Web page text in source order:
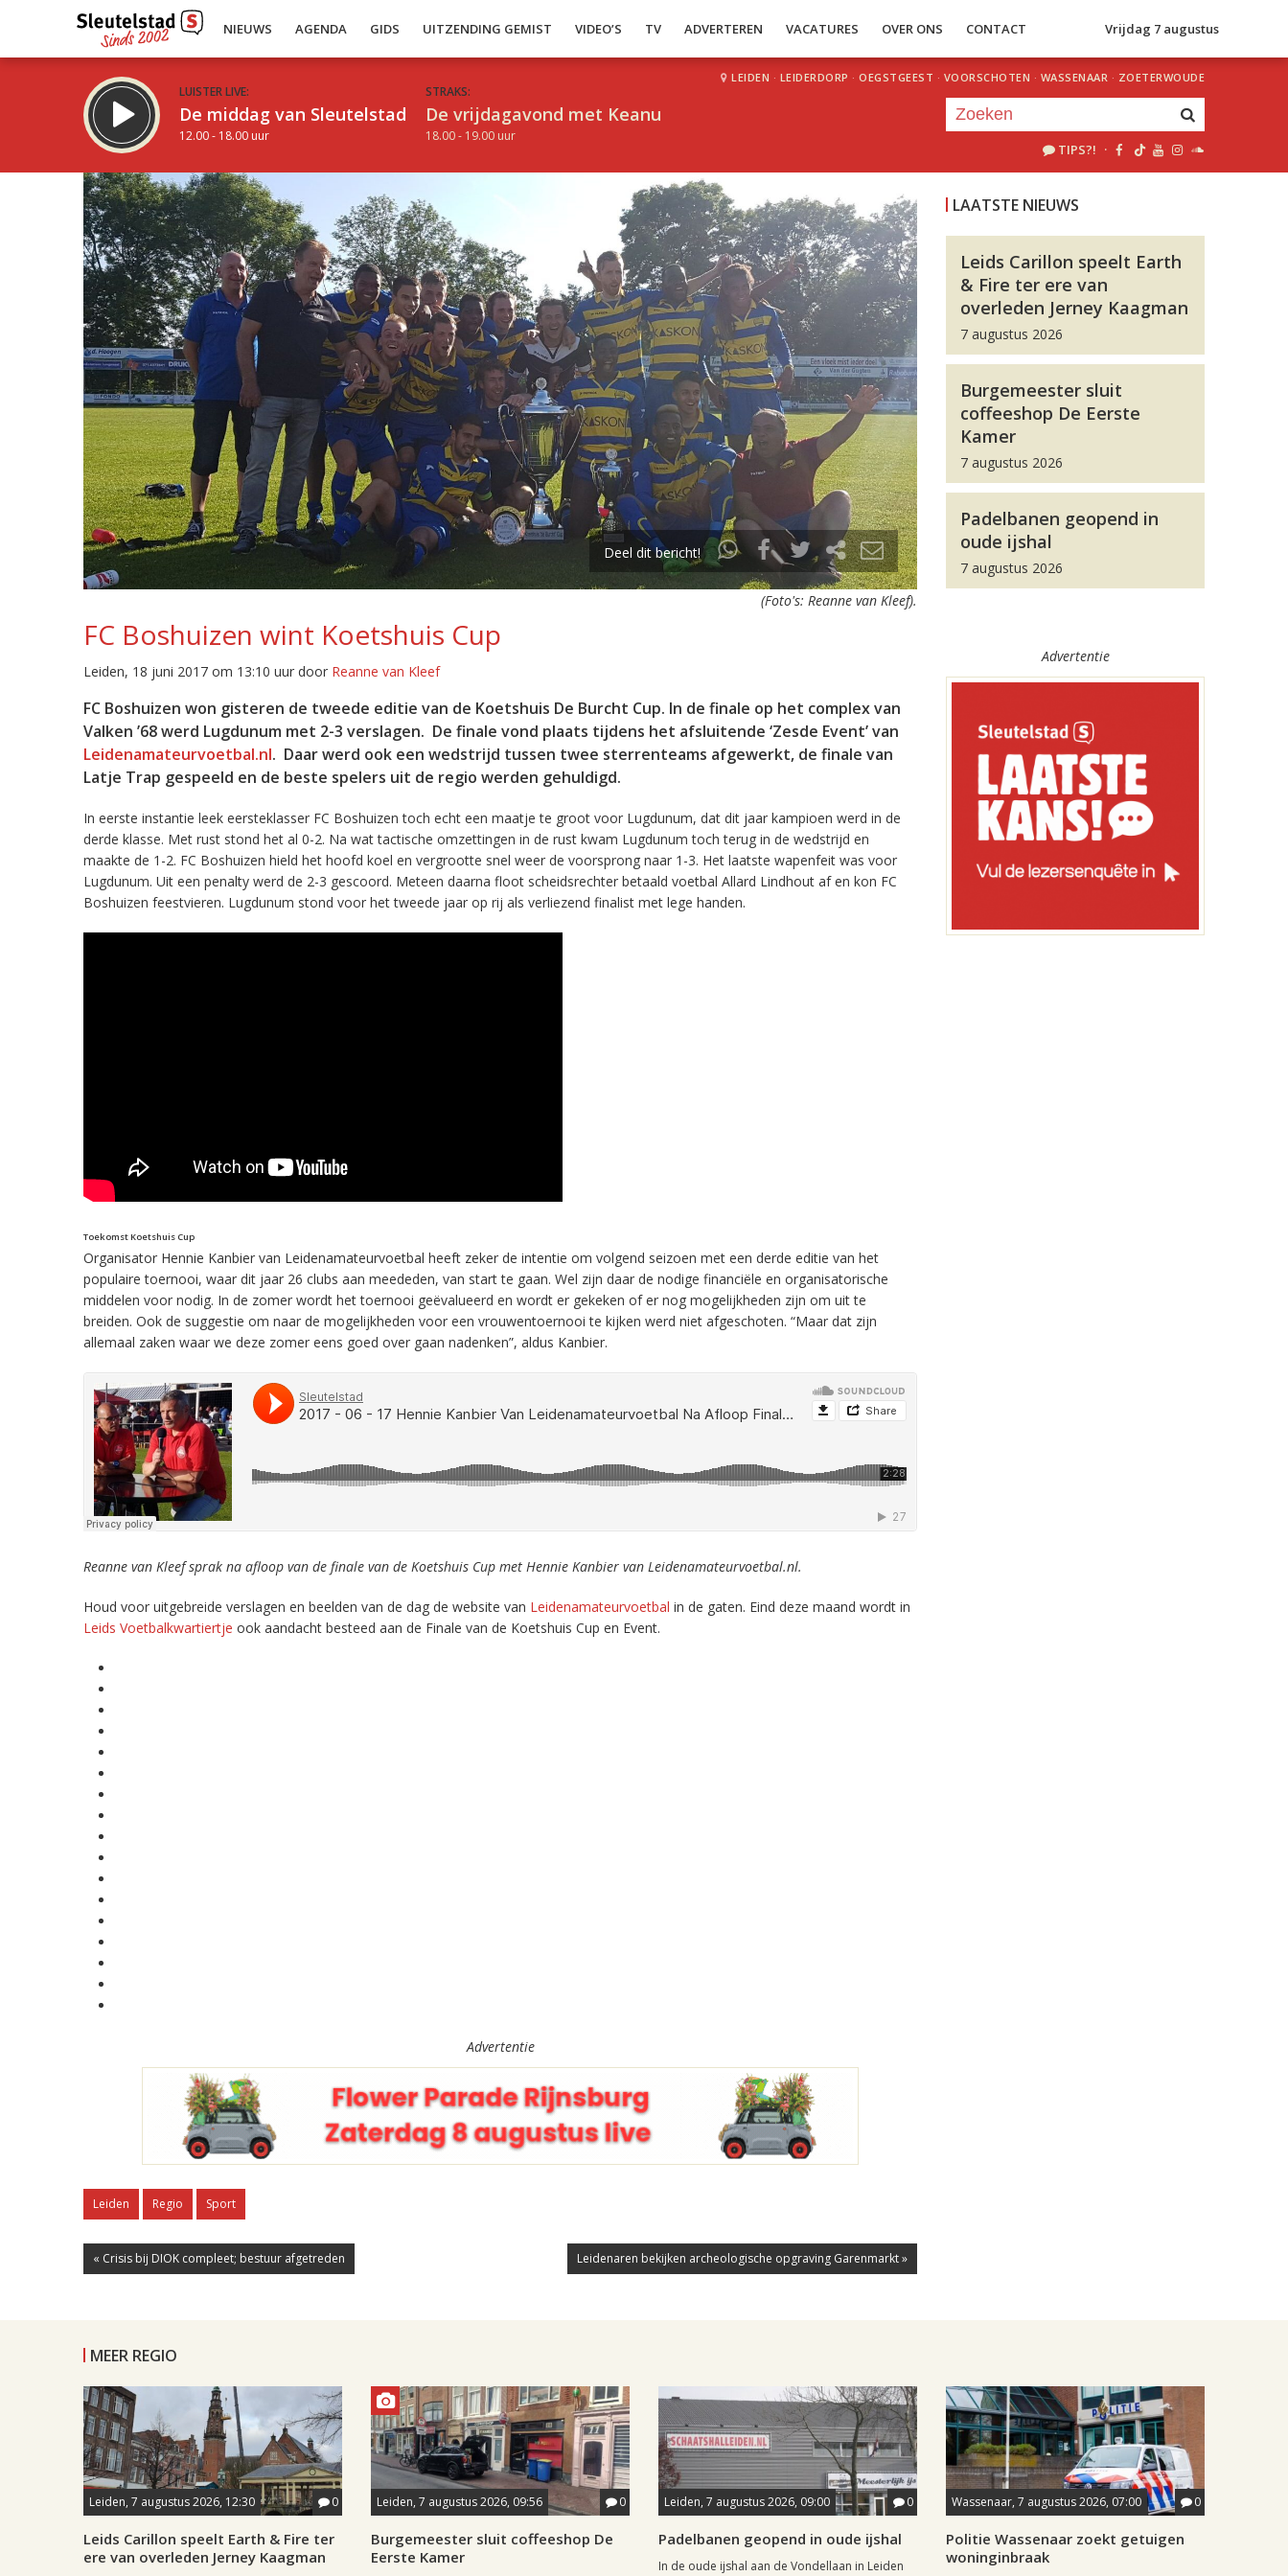
NIEUWS AGENDA GIDS UITZENDING GEMIST VIDEO’S TV ADVERTEREN VACATURES OVER ONS CONTACT Vrijdag 7 augustus
LUISTER LIVE:
De middag van Sleutelstad
12.00 - 18.00 uur
STRAKS:
De vrijdagavond met Keanu
18.00 - 19.00 uur
LEIDEN · LEIDERDORP · OEGSTGEEST · VOORSCHOTEN · WASSENAAR · ZOETERWOUDE
TIPS?! ·
Inklappen
Deel dit bericht!
(Foto's: Reanne van Kleef).
FC Boshuizen wint Koetshuis Cup
Leiden, 18 juni 2017 om 13:10 uur door Reanne van Kleef
FC Boshuizen won gisteren de tweede editie van de Koetshuis De Burcht Cup. In de finale op het complex van
Valken ’68 werd Lugdunum met 2-3 verslagen. De finale vond plaats tijdens het afsluitende ‘Zesde Event’ van
Leidenamateurvoetbal.nl. Daar werd ook een wedstrijd tussen twee sterrenteams afgewerkt, de finale van
Latje Trap gespeeld en de beste spelers uit de regio werden gehuldigd.
In eerste instantie leek eersteklasser FC Boshuizen toch echt een maatje te groot voor Lugdunum, dat dit jaar kampioen werd in de
derde klasse. Met rust stond het al 0-2. Na wat tactische omzettingen in de rust kwam Lugdunum toch terug in de wedstrijd en
maakte de 1-2. FC Boshuizen hield het hoofd koel en vergrootte snel weer de voorsprong naar 1-3. Het laatste wapenfeit was voor
Lugdunum. Uit een penalty werd de 2-3 gescoord. Meteen daarna floot scheidsrechter betaald voetbal Allard Lindhout af en kon FC
Boshuizen feestvieren. Lugdunum stond voor het tweede jaar op rij als verliezend finalist met lege handen.
Toekomst Koetshuis Cup
Organisator Hennie Kanbier van Leidenamateurvoetbal heeft zeker de intentie om volgend seizoen met een derde editie van het
populaire toernooi, waar dit jaar 26 clubs aan meededen, van start te gaan. Wel zijn daar de nodige financiële en organisatorische
middelen voor nodig. In de zomer wordt het toernooi geëvalueerd en wordt er gekeken of er nog mogelijkheden zijn om uit te
breiden. Ook de suggestie om naar de mogelijkheden voor een vrouwentoernooi te kijken werd niet afgeschoten. “Maar dat zijn
allemaal zaken waar we deze zomer eens goed over gaan nadenken”, aldus Kanbier.
Reanne van Kleef sprak na afloop van de finale van de Koetshuis Cup met Hennie Kanbier van Leidenamateurvoetbal.nl.
Houd voor uitgebreide verslagen en beelden van de dag de website van Leidenamateurvoetbal in de gaten. Eind deze maand wordt in
Leids Voetbalkwartiertje ook aandacht besteed aan de Finale van de Koetshuis Cup en Event.
Advertentie
Leiden Regio Sport
« Crisis bij DIOK compleet; bestuur afgetreden Leidenaren bekijken archeologische opgraving Garenmarkt »
LAATSTE NIEUWS
Leids Carillon speelt Earth
& Fire ter ere van
overleden Jerney Kaagman
7 augustus 2026
Burgemeester sluit
coffeeshop De Eerste
Kamer
7 augustus 2026
Padelbanen geopend in
oude ijshal
7 augustus 2026
Advertentie
MEER REGIO
Leiden, 7 augustus 2026, 12:30 0
Leids Carillon speelt Earth & Fire ter
ere van overleden Jerney Kaagman
Leiden, 7 augustus 2026, 09:56 0
Burgemeester sluit coffeeshop De
Eerste Kamer
Leiden, 7 augustus 2026, 09:00 0
Padelbanen geopend in oude ijshal
In de oude ijshal aan de Vondellaan in Leiden
Wassenaar, 7 augustus 2026, 07:00 0
Politie Wassenaar zoekt getuigen
woninginbraak